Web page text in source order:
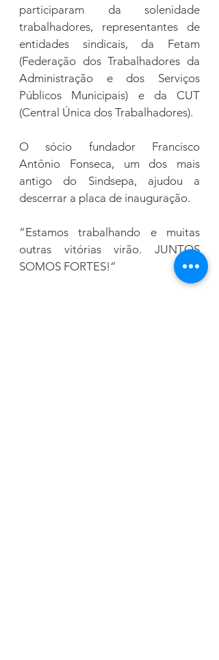
participaram da solenidade
trabalhadores, representantes de
entidades sindicais, da Fetam
(Federação dos Trabalhadores da
Administração e dos Serviços
Públicos Municipais) e da CUT
(Central Única dos Trabalhadores).
O sócio fundador Francisco
Antônio Fonseca, um dos mais
antigo do Sindsepa, ajudou a
descerrar a placa de inauguração.
“Estamos trabalhando e muitas
outras vitórias virão. JUNTOS
SOMOS FORTES!”